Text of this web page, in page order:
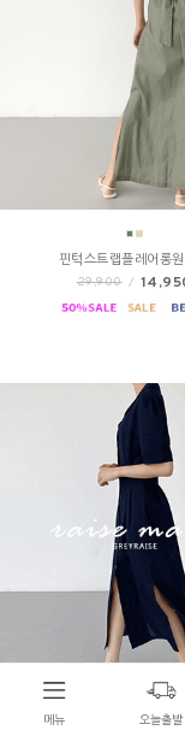
메뉴 오늘출발
핀턱스트랩플레어롱
29,900 /